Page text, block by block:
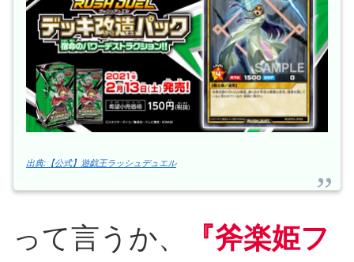
出典:【公式】遊戯王ラッシュデュエル
って言うか、
『斧楽姫フ